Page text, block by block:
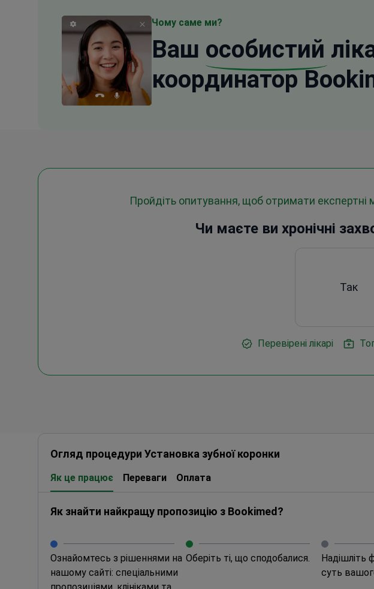
Чому саме ми?
Ваш особистий
координатор
Пройдіть опитування, щоб отримати
Чи маєте ви хронічні
Так
Перевірені лікарі
Огляд процедури Установка зубної коронки
Як це працює Переваги Оплата
Як знайти найкращу пропозицію з Bookimed?
Ознайомтесь з рішеннями на
нашому сайті: спеціальними
Оберіть ті, що сподобалися.
Надішліть
суть